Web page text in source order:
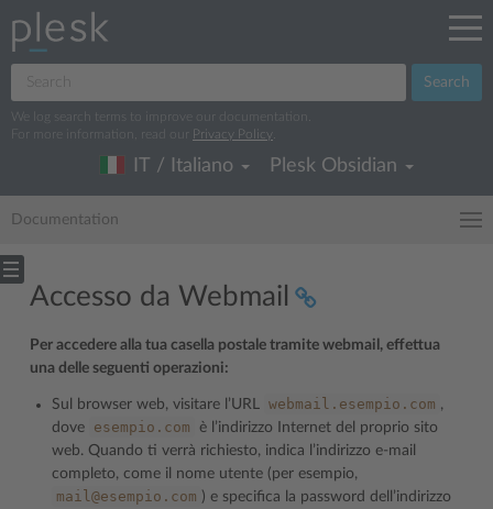
Search
We log search terms to improve our documentation.
For more information, read our
Privacy Policy
IT / Italiano Plesk Obsidian
Documentation
Accesso da Webmail
Per accedere alla tua casella postale tramite webmail, effettua
una delle seguenti operazioni:
Sul browser web, visitare l’URL webmail.esempio.com ,
dove
esempio.com
è l’indirizzo Internet del proprio sito
web. Quando ti verrà richiesto, indica l’indirizzo e-mail
completo, come il nome utente (per esempio,
mail@esempio.com ) e specifica la password dell’indirizzo